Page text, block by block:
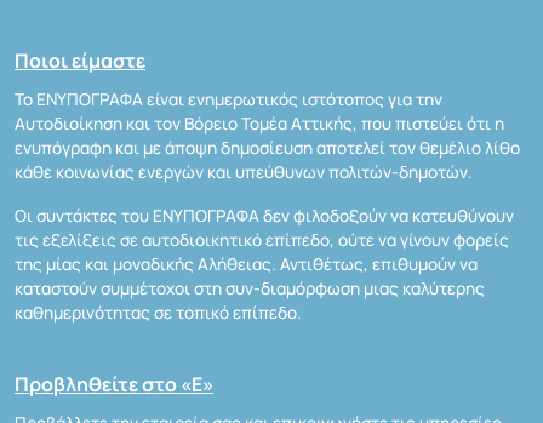
Ποιοι είμαστε
Το ΕΝΥΠΟΓΡΑΦΑ είναι ενημερωτικός ιστότοπος για την
Αυτοδιοίκηση και τον Βόρειο Τομέα Αττικής, που πιστεύει ότι η
ενυπόγραφη και με άποψη δημοσίευση αποτελεί τον θεμέλιο λίθο
κάθε κοινωνίας ενεργών και υπεύθυνων πολιτών-δημοτών.
Οι συντάκτες του ΕΝΥΠΟΓΡΑΦΑ δεν φιλοδοξούν να κατευθύνουν
τις εξελίξεις σε αυτοδιοικητικό επίπεδο, ούτε να γίνουν φορείς
της μίας και μοναδικής Αλήθειας. Αντιθέτως, επιθυμούν να
καταστούν συμμέτοχοι στη συν-διαμόρφωση μιας καλύτερης
καθημερινότητας σε τοπικό επίπεδο.
Προβληθείτε στο «Ε»